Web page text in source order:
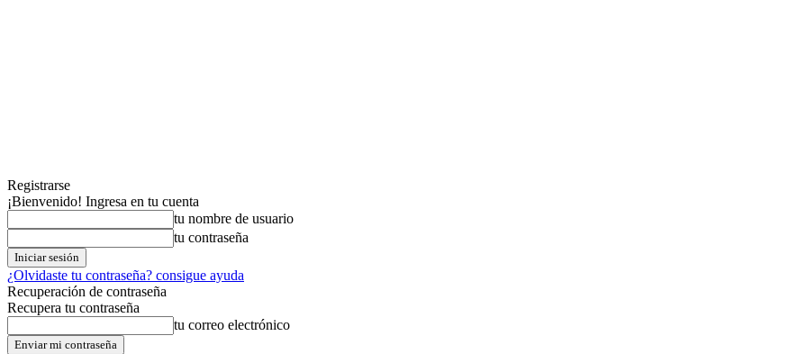
Registrarse
¡Bienvenido! Ingresa en tu cuenta
tu nombre de usuario
tu contraseña
¿Olvidaste tu contraseña? consigue ayuda
Recuperación de contraseña
Recupera tu contraseña
tu correo electrónico